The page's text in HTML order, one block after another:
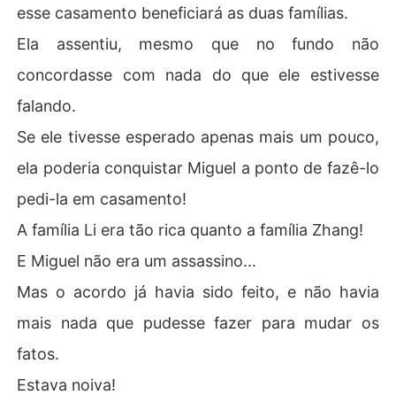
esse casamento beneficiará as duas famílias.
Ela assentiu, mesmo que no fundo não
concordasse com nada do que ele estivesse
falando.
Se ele tivesse esperado apenas mais um pouco,
ela poderia conquistar Miguel a ponto de fazê-lo
pedi-la em casamento!
A família Li era tão rica quanto a família Zhang!
E Miguel não era um assassino...
Mas o acordo já havia sido feito, e não havia
mais nada que pudesse fazer para mudar os
fatos.
Estava noiva!